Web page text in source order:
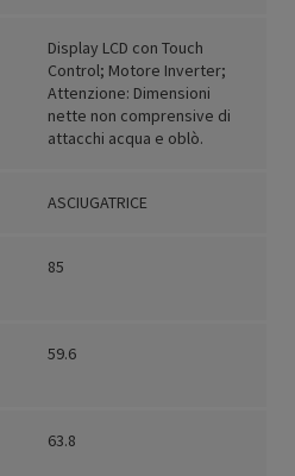
Display LCD con Touch
Control; Motore Inverter;
Attenzione: Dimensioni
nette non comprensive di
attacchi acqua e oblò.
ASCIUGATRICE
85
59.6
63.8